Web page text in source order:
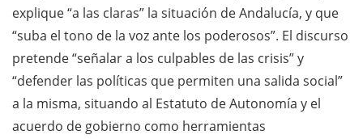
explique “a las claras” la situación de Andalucía, y que
“suba el tono de la voz ante los poderosos”. El discurso
pretende “señalar a los culpables de las crisis” y
“defender las políticas que permiten una salida social”
a la misma, situando al Estatuto de Autonomía y el
acuerdo de gobierno como herramientas